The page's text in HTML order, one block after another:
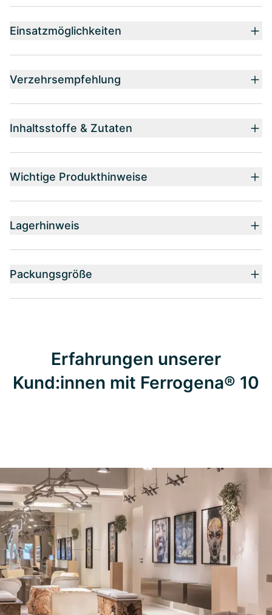
Einsatzmöglichkeiten
Verzehrsempfehlung
Inhaltsstoffe & Zutaten
Wichtige Produkthinweise
Lagerhinweis
Packungsgröße
Erfahrungen unserer
Kund:innen mit Ferrogena® 10